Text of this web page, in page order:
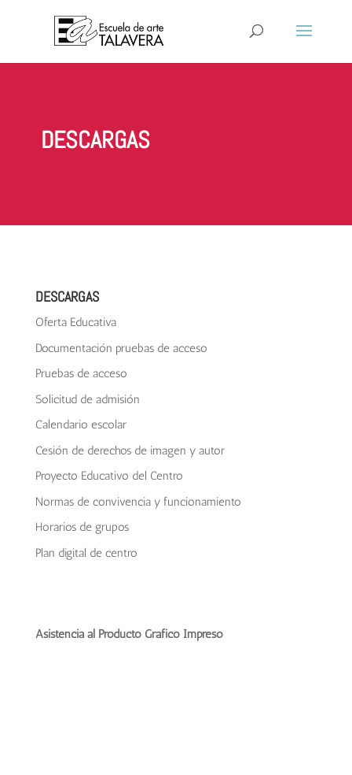
DESCARGAS
DESCARGAS
Oferta Educativa
Documentación pruebas de acceso
Pruebas de acceso
Solicitud de admisión
Calendario escolar
Cesión de derechos de imagen y autor
Proyecto Educativo del Centro
Normas de convivencia y funcionamiento
Horarios de grupos
Plan digital de centro
Asistencia al Producto Gráfico Impreso